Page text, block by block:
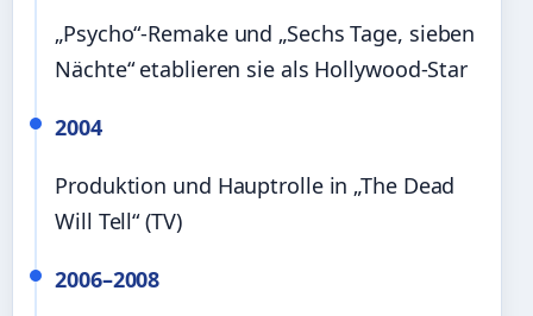
„Psycho“-Remake und „Sechs Tage, sieben
Nächte“ etablieren sie als Hollywood-Star
2004
Produktion und Hauptrolle in „The Dead
Will Tell“ (TV)
2006–2008